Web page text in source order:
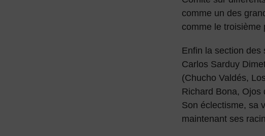
comme un des
comme le troisième
Enfin la section des
Carlos Sarduy
(Chucho Valdés,
Richard Bona, Ojos
Son éclectisme, sa
maintenant ses